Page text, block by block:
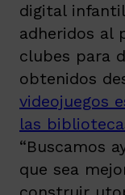
digital
adheridos al
clubes para
obtenidos
videojuegos
las
“Buscamos
que sea